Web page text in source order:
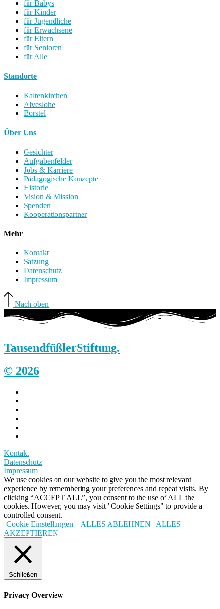
für Babys
für Kinder
für Jugendliche
für Erwachsene
für Eltern
für Senioren
für Alle
Standorte
Kaltenkirchen
Alveslohe
Borstel
Über Uns
Gesichter
Aufgabenfelder
Jobs & Karriere
Pädagogische Konzepte
Historie
Vision & Mission
Spenden
Kooperationspartner
Mehr
Kontakt
Satzung
Datenschutz
Impressum
Nach oben
TausendfüßlerStiftung.
© 2026
Kontakt
Datenschutz
Impressum
We use cookies on our website to give you the most relevant
experience by remembering your preferences and repeat visits. By
clicking “ACCEPT ALL”, you consent to the use of ALL the
cookies. However, you may visit "Cookie Settings" to provide a
controlled consent.
Cookie Einstellungen
ALLES ABLEHNEN
ALLES
AKZEPTIEREN
Schließen
Privacy Overview